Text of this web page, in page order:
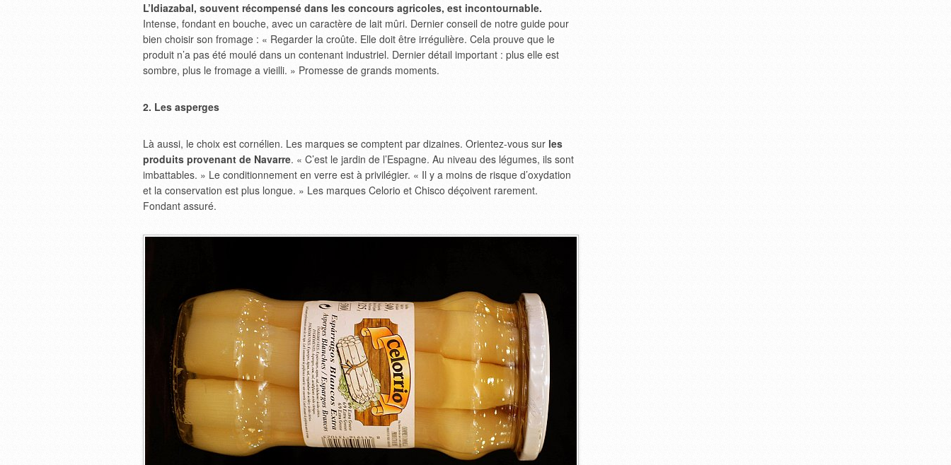
L’Idiazabal, souvent récompensé dans les concours agricoles, est incontournable.
Intense, fondant en bouche, avec un caractère de lait mûri. Dernier conseil de notre guide pour
bien choisir son fromage : « Regarder la croûte. Elle doit être irrégulière. Cela prouve que le
produit n’a pas été moulé dans un contenant industriel. Dernier détail important : plus elle est
sombre, plus le fromage a vieilli. » Promesse de grands moments.
2. Les asperges
Là aussi, le choix est cornélien. Les marques se comptent par dizaines. Orientez-vous sur les
produits provenant de Navarre. « C’est le jardin de l’Espagne. Au niveau des légumes, ils sont
imbattables. » Le conditionnement en verre est à privilégier. « Il y a moins de risque d’oxydation
et la conservation est plus longue. » Les marques Celorio et Chisco déçoivent rarement.
Fondant assuré.